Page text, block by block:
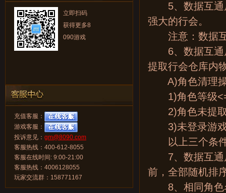
立即扫码
获得更多8
090游戏
充值客服：
游戏客服：
投诉意见： gm@8090.com
客服热线：400-612-8055
客服在线时间: 9:00-21:00
客服热线：4006128055
玩家交流群：158771167
5、数据互通
强大的行会。
注意：数据互
6、数据互通
提取行会仓库内
A)角色清理
1)角色等级
2)角色未提取
3)未登录游戏
以上三个条件
7、数据互通
前，全部随机排
8、相同角色